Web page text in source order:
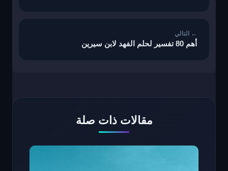
أهم 80 تفسير لحلم الفهد لابن سيرين
مقالات ذات صلة